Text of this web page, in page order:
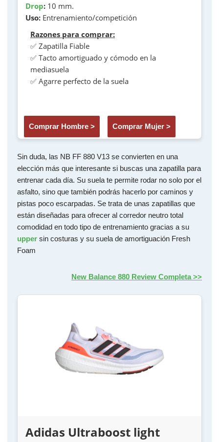
Drop: 10 mm.
Uso: Entrenamiento/competición
Razones para comprar:
✅ Zapatilla Fiable
✅ Tacto amortiguado y cómodo en la
mediasuela
✅ Agarre perfecto de la suela
Comprar Hombre > Comprar Mujer >
Sin duda, las NB FF 880 V13 se convierten en una
elección más que interesante si buscas una zapatilla para
entrenar cada día. Su suela te permite rodar no solo por el
asfalto, sino que también podrás hacerlo por caminos y
pistas poco escarpadas. Se trata de unas zapatillas que
están diseñadas para ofrecer al corredor neutro total
comodidad en todo tipo de entrenamiento gracias a su
upper sin costuras y su suela de amortiguación Fresh
Foam
New Balance 880 Review Completa >>
Adidas Ultraboost light